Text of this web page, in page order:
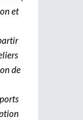
et
de